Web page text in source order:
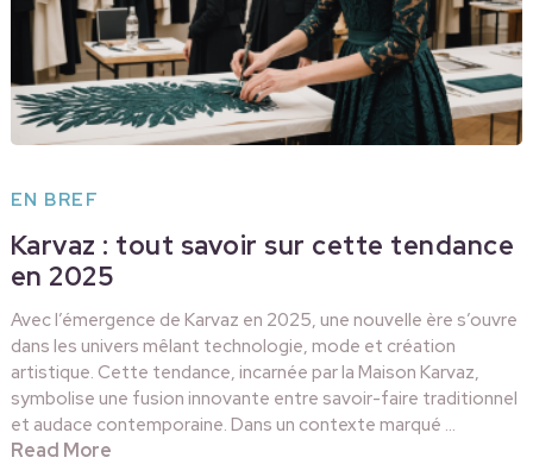
EN BREF
Karvaz : tout savoir sur cette tendance
en 2025
Avec l’émergence de Karvaz en 2025, une nouvelle ère s’ouvre
dans les univers mêlant technologie, mode et création
artistique. Cette tendance, incarnée par la Maison Karvaz,
symbolise une fusion innovante entre savoir-faire traditionnel
et audace contemporaine. Dans un contexte marqué …
Read More